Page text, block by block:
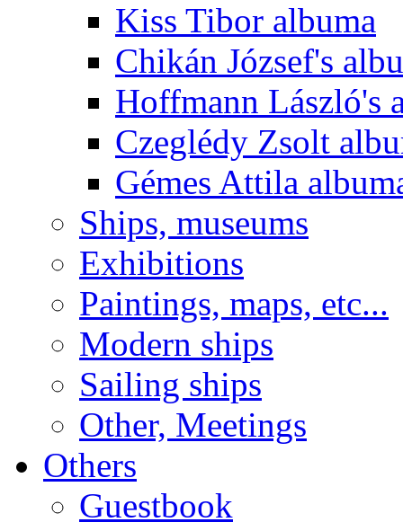
Kiss Tibor albuma
Chikán József's
Hoffmann László's
Czeglédy Zsolt
Gémes Attila
Ships, museums
Exhibitions
Paintings, maps, etc...
Modern ships
Sailing ships
Other, Meetings
Others
Guestbook